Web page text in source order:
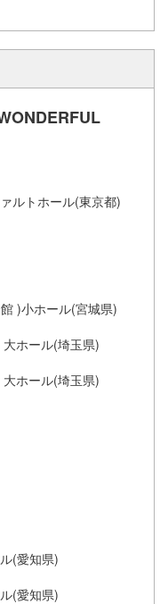
ルトホール(東京都)
)小ホール(宮城県)
ホール(埼玉県)
ホール(埼玉県)
(愛知県)
(愛知県)